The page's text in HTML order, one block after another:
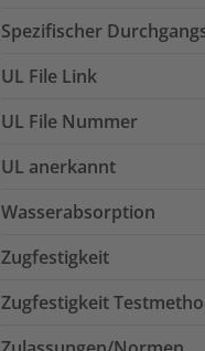
Spezifischer
UL File Link
UL File Nummer
UL anerkannt
Wasserabsorption
Zugfestigkeit
Zugfestigkeit